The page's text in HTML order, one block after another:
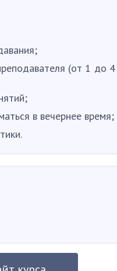
(от 1 до 4
в вечернее время;